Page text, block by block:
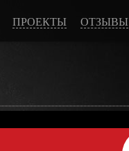
ПРОЕКТЫ ОТЗЫВЫ